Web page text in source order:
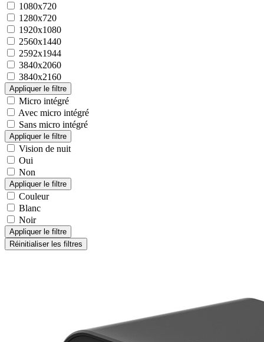
1080x720
1280x720
1920x1080
2560x1440
2592x1944
3840x2060
3840x2160
Micro intégré
Avec micro intégré
Sans micro intégré
Vision de nuit
Oui
Non
Couleur
Blanc
Noir